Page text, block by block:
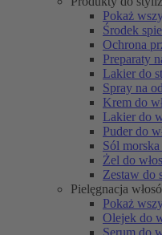
Pokaż
Środek
Ochrona
Preparaty
Lakier do
Spray na
Krem do
Lakier do
Puder do
Sól
Żel do
Zestaw do
Pielęgnacja
Pokaż
Olejek do
Serum do